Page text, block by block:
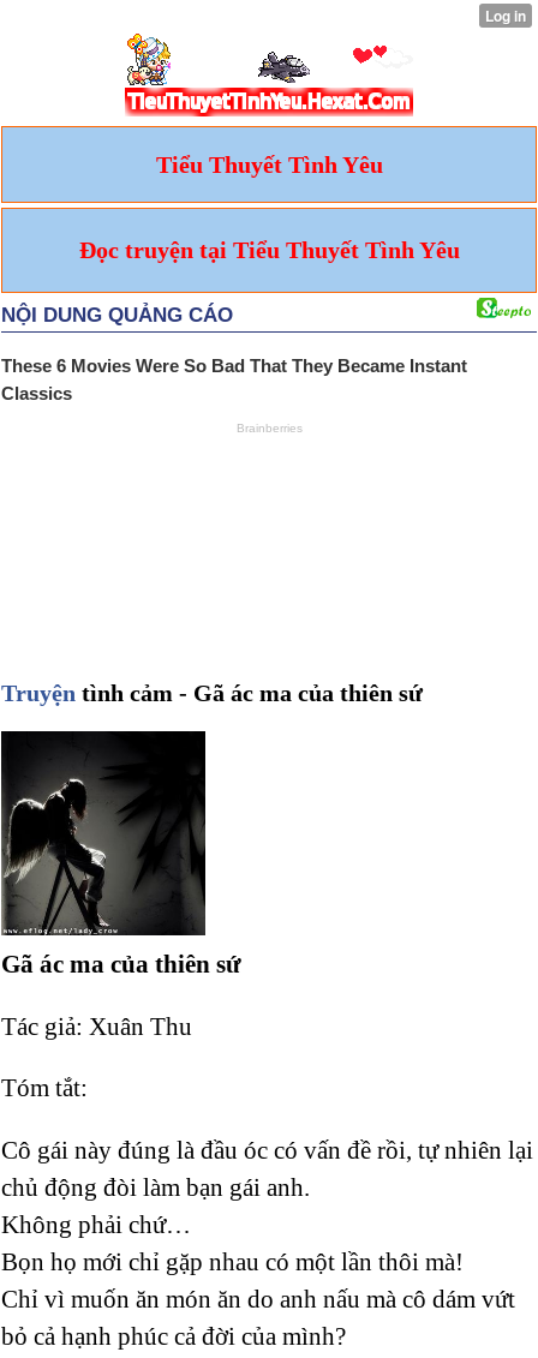
Tiểu Thuyết Tình Yêu
Đọc truyện tại Tiểu Thuyết Tình Yêu
Truyện tình cảm - Gã ác ma của thiên sứ
Gã ác ma của thiên sứ
Tác giả: Xuân Thu
Tóm tắt:
Cô gái này đúng là đầu óc có vấn đề rồi, tự nhiên lại
chủ động đòi làm bạn gái anh.
Không phải chứ…
Bọn họ mới chỉ gặp nhau có một lần thôi mà!
Chỉ vì muốn ăn món ăn do anh nấu mà cô dám vứt
bỏ cả hạnh phúc cả đời của mình?